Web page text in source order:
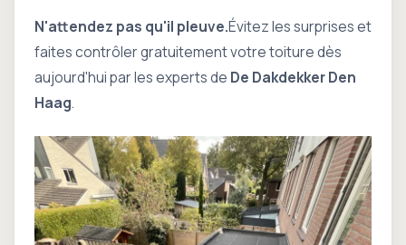
N'attendez pas qu'il pleuve.Évitez les surprises et
faites contrôler gratuitement votre toiture dès
aujourd'hui par les experts de De Dakdekker Den
Haag.